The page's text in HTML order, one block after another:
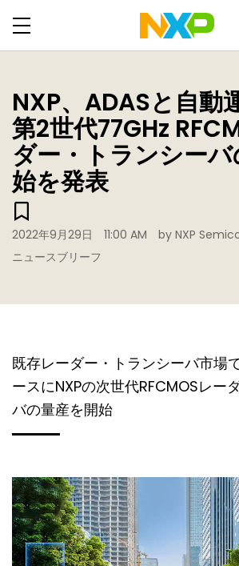
NXP、ADASと自動
第2世代77GHz
ダー・トランシー
始を発表
2022年9月29日 11:00 AM
by NXP
ニュースブリーフ
既存レーダー・トランシーバ市場
ースにNXPの次世代RFCMOSレー
バの量産を開始